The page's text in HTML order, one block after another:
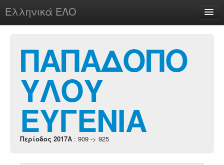
Ελληνικά ΕΛΟ
chesstu.be @ discord
ΠΑΠΑΔΟΠΟ
ΥΛΟΥ
ΕΥΓΕΝΙΑ
Περίοδος 2017A : 909 -> 925